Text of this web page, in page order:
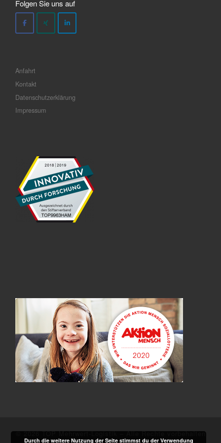
Folgen Sie uns auf
Anfahrt
Kontakt
Datenschutzerklärung
Impressum
© 2026 TOP Mehrwert-Logistik – Alle Rechte vorbehalten
Durch die weitere Nutzung der Seite stimmst du der Verwendung